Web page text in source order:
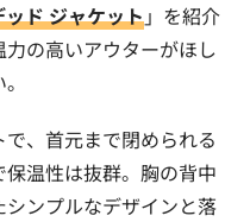
ド ジャケット」を紹介
の高いアウターがほし
、首元まで閉められる
温性は抜群。胸の背中
ンプルなデザインと落